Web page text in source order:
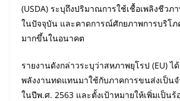
(USDA) ระบุถึงปริมาณการใช้เชื้อเพลิงชีวภ
ในปัจจุบัน และคาดการณ์ศักยภาพการบริโ
มากขึ้นในอนาคต
รายงานดังกล่าวระบุว่าสหภาพยุโรป (EU) ไ
พลังงานทดแทนมาใช้กับภาคการขนส่งเป็น
ในปีพ.ศ. 2563 และตั้งเป้าหมายให้เพิ่มเป็น